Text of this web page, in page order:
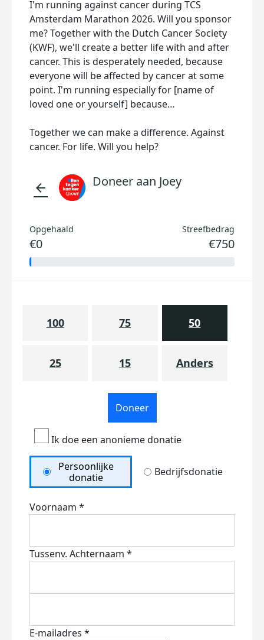
I'm running against cancer during TCS
Amsterdam Marathon 2026. Will you sponsor
me? Together with the Dutch Cancer Society
(KWF), we'll create a better life with and after
cancer. This is desperately needed, because
everyone will be affected by cancer at some
point. I'm running especially for [name of
loved one or yourself] because…
Together we can make a difference. Against
cancer. For life. Will you help?
arrow_back Doneer aan Joey
Opgehaald
€0
Streefbedrag
€750
100 75 50
25 15 Anders
Doneer
Ik doe een anonieme donatie
Persoonlijke
donatie
Bedrijfsdonatie
Voornaam *
Tussenv. Achternaam *
E-mailadres *